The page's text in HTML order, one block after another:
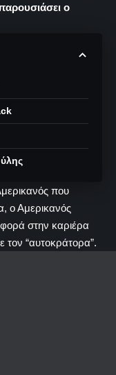
ο
που
ο Αμερικανός
στην καριέρα
τον “αυτοκράτορα”.